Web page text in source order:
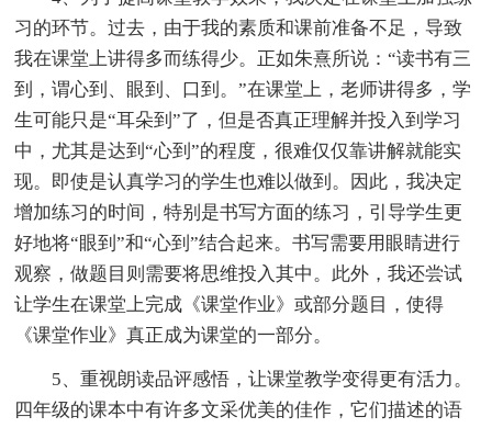
习的环节。过去，由于我的素质和课前准备不足，导致
我在课堂上讲得多而练得少。正如朱熹所说：“读书有三
到，谓心到、眼到、口到。”在课堂上，老师讲得多，学
生可能只是“耳朵到”了，但是否真正理解并投入到学习
中，尤其是达到“心到”的程度，很难仅仅靠讲解就能实
现。即使是认真学习的学生也难以做到。因此，我决定
增加练习的时间，特别是书写方面的练习，引导学生更
好地将“眼到”和“心到”结合起来。书写需要用眼睛进行
观察，做题目则需要将思维投入其中。此外，我还尝试
让学生在课堂上完成《课堂作业》或部分题目，使得
《课堂作业》真正成为课堂的一部分。
5、重视朗读品评感悟，让课堂教学变得更有活力。
四年级的课本中有许多文采优美的佳作，它们描述的语